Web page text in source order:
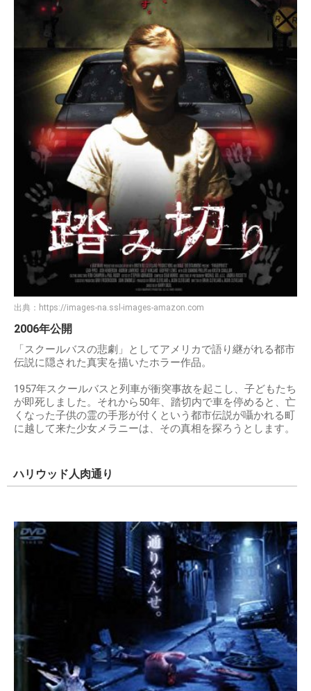
出典： https://images-na.ssl-images-amazon.com
2006年公開
「スクールバスの悲劇」としてアメリカで語り継がれる都市
伝説に隠された真実を描いたホラー作品。
1957年スクールバスと列車が衝突事故を起こし、子どもたち
が即死しました。それから50年、踏切内で車を停めると、亡
くなった子供の霊の手形が付くという都市伝説が囁かれる町
に越して来た少女メラニーは、その真相を探ろうとします。
ハリウッド人肉通り